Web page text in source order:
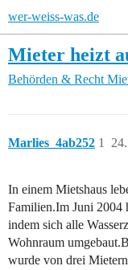
wer-weiss-was.de
Mieter heizt
Behörden & Recht
Marlies_4ab252 1
In einem Mietshaus
Familien.Im Juni 2004
indem sich alle
Wohnraum
wurde von drei